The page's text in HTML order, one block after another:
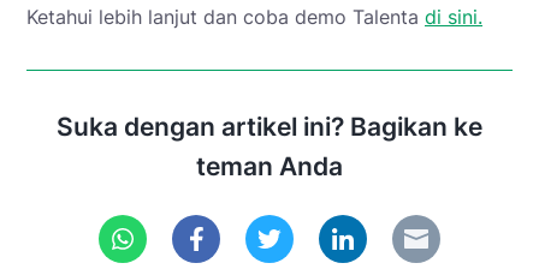
Ketahui lebih lanjut dan coba demo Talenta di sini.
Suka dengan artikel ini? Bagikan ke
teman Anda